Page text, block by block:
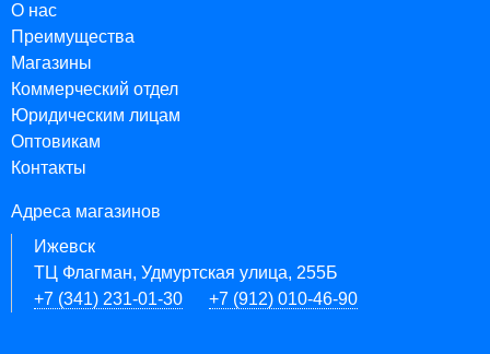
О нас
Преимущества
Магазины
Коммерческий отдел
Юридическим лицам
Оптовикам
Контакты
Адреса магазинов
Ижевск
ТЦ Флагман, Удмуртская улица, 255Б
+7 (341) 231-01-30
+7 (912) 010-46-90